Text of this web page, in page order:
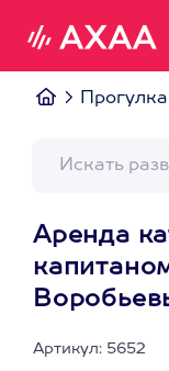
Аренда
Артикул: 5652